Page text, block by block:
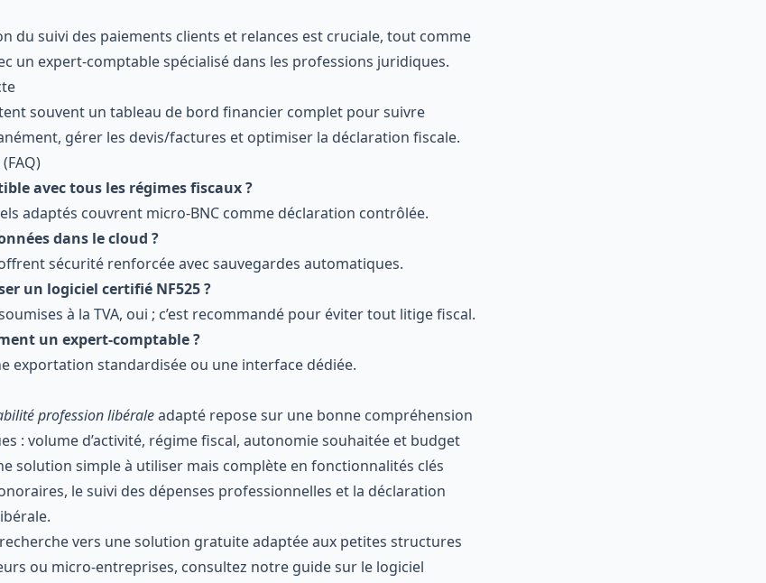
du suivi des paiements clients et relances est cruciale, tout comme
un expert-comptable spécialisé dans les professions juridiques.
souvent un tableau de bord financier complet pour suivre
gérer les devis/factures et optimiser la déclaration fiscale.
avec tous les régimes fiscaux ?
adaptés couvrent micro-BNC comme déclaration contrôlée.
dans le cloud ?
sécurité renforcée avec sauvegardes automatiques.
un logiciel certifié NF525 ?
à la TVA, oui ; c’est recommandé pour éviter tout litige fiscal.
un expert-comptable ?
exportation standardisée ou une interface dédiée.
profession libéraleadapté repose sur une bonne compréhension
: volume d’activité, régime fiscal, autonomie souhaitée et budget
solution simple à utiliser mais complète en fonctionnalités clés
le suivi des dépenses professionnelles et la déclaration
vers une solution gratuite adaptée aux petites structures
ou micro-entreprises, consultez notre guide sur le logiciel